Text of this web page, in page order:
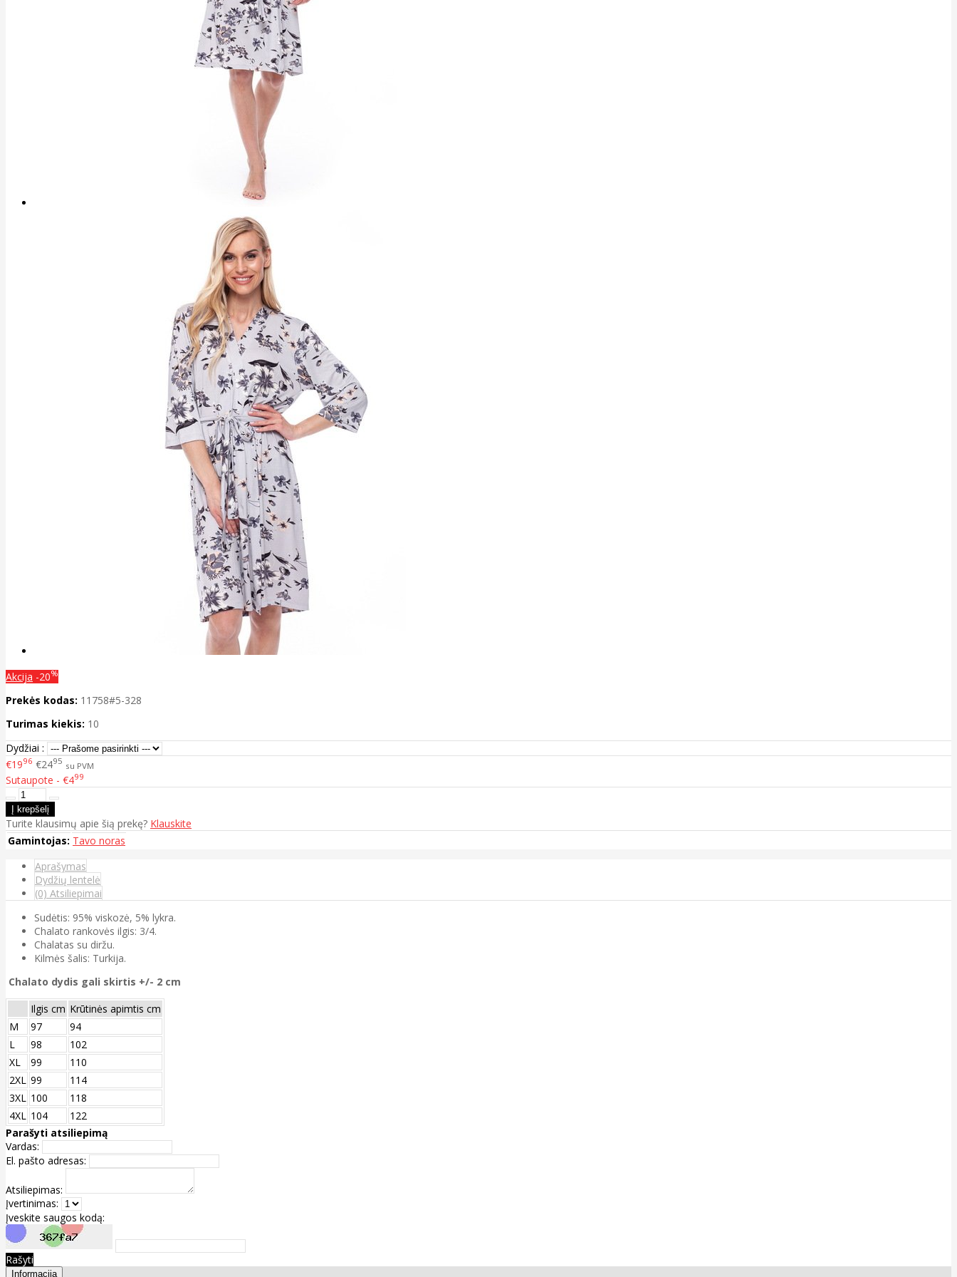
Akcija -20%
Prekės kodas: 11758#5-328
Turimas kiekis: 10
Dydžiai :
€1996 €2495 su PVM
Sutaupote - €499
Turite klausimų apie šią prekę? Klauskite
Gamintojas: Tavo noras
Aprašymas
Dydžių lentelė
(0) Atsiliepimai
Sudėtis: 95% viskozė, 5% lykra.
Chalato rankovės ilgis: 3/4.
Chalatas su diržu.
Kilmės šalis: Turkija.
Chalato dydis gali skirtis +/- 2 cm
Ilgis cm Krūtinės apimtis cm
M
97
94
L
98
102
XL
99
110
2XL 99
114
3XL 100
118
4XL 104
122
Parašyti atsiliepimą
Vardas:
El. pašto adresas:
Atsiliepimas:
Įvertinimas:
Įveskite saugos kodą:
Rašyti
Informacija